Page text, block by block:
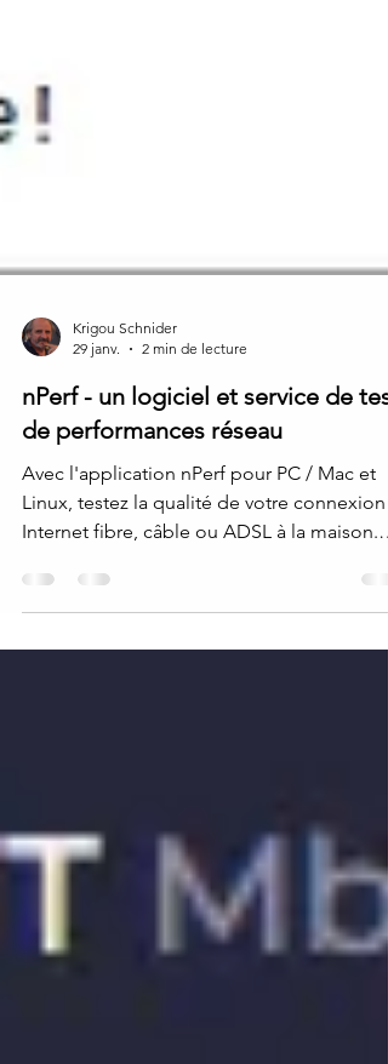
29 janv.
2 min de lecture
nPerf - un logiciel et service de test
de performances réseau
Avec l'application nPerf pour PC / Mac et
Linux, testez la qualité de votre connexion
Internet fibre, câble ou ADSL à la maison.